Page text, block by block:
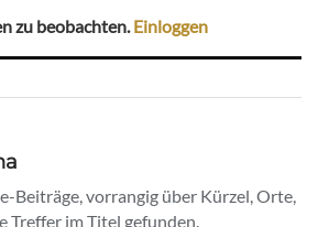
zu beobachten.Einloggen
Beiträge, vorrangig über Kürzel, Orte,
Treffer im Titel gefunden.